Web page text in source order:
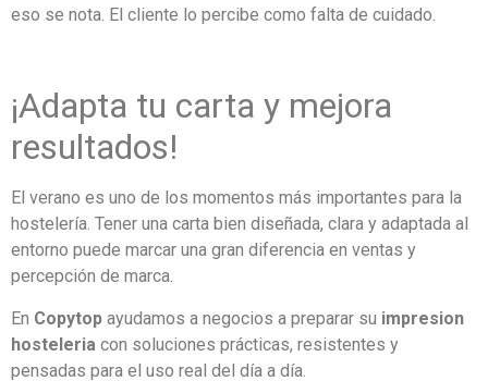
eso se nota. El cliente lo percibe como falta de cuidado.
¡Adapta tu carta y mejora
resultados!
El verano es uno de los momentos más importantes para la
hostelería. Tener una carta bien diseñada, clara y adaptada al
entorno puede marcar una gran diferencia en ventas y
percepción de marca.
En Copytop ayudamos a negocios a preparar su impresion
hosteleria con soluciones prácticas, resistentes y
pensadas para el uso real del día a día.